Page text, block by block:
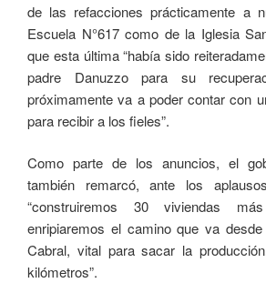
de las refacciones prácticamente a
Escuela N°617 como de la Iglesia
que esta última “había sido
padre Danuzzo para su
próximamente va a poder contar con
para recibir a los fieles”.
Como parte de los anuncios, el
también remarcó, ante los
“construiremos 30 viviendas
enripiaremos el camino que va
Cabral, vital para sacar la
kilómetros”.